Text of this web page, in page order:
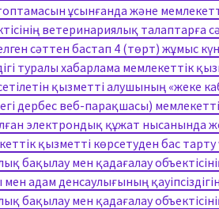
ұсынғанда және
ветеринариялық талаптарға
сәттен бастап 4 (төрт) жұмыс
туралы хабарлама мемлекеттік
қызметті алушының «жеке
дербес веб-парақшасы)
электрондық құжат нысанында
қызметті көрсетуден бас тарту
бақылау мен қадағалау
адам денсаулығының
бақылау мен қадағалау